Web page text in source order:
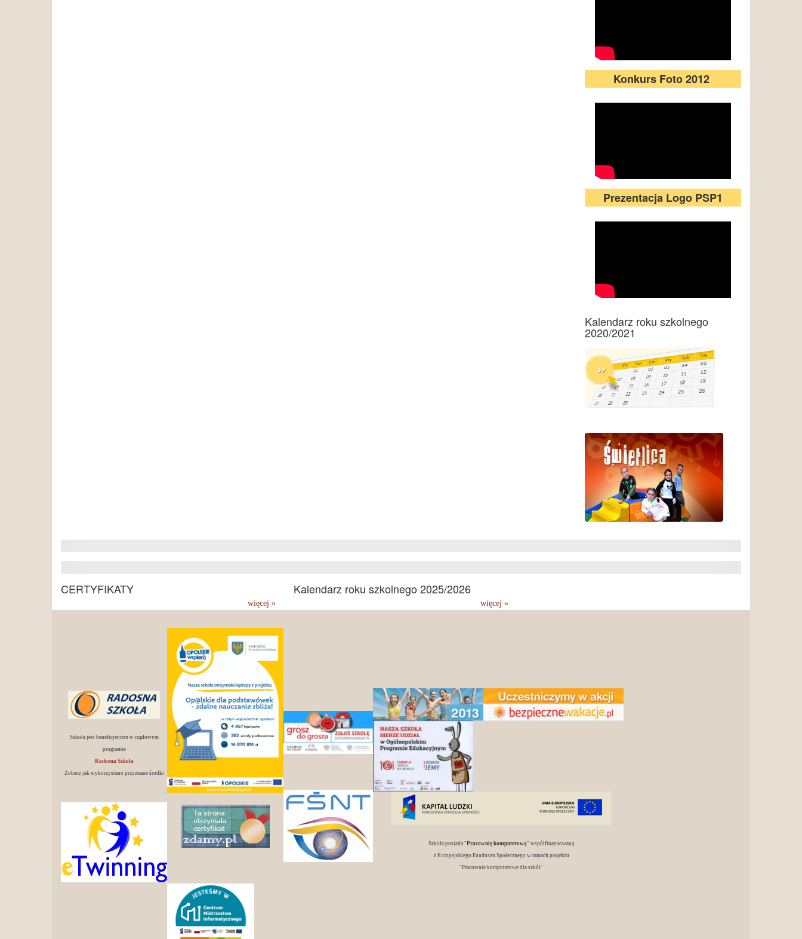
Konkurs Foto 2012
Prezentacja Logo PSP1
Kalendarz roku szkolnego
2020/2021
CERTYFIKATY
więcej »
Kalendarz roku szkolnego 2025/2026
więcej »
Szkoła jest beneficjentem w rządowym
programie
Radosna Szkoła
Zobacz jak wykorzystano przyznane środki
Szkoła posiada "Pracownię komputerową" współfinansowaną
z Europejskiego Funduszu Społecznego w ramach projektu
"Pracownie komputerowe dla szkół"